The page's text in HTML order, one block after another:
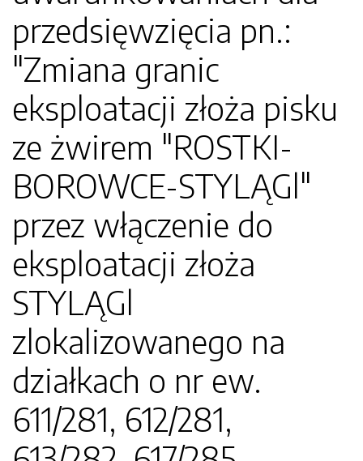
przedsięwzięcia pn.:
"Zmiana granic
eksploatacji złoża pisku
ze żwirem "ROSTKI-
BOROWCE-STYLĄGl"
przez włączenie do
eksploatacji złoża
STYLĄGl
zlokalizowanego na
działkach o nr ew.
611/281, 612/281,